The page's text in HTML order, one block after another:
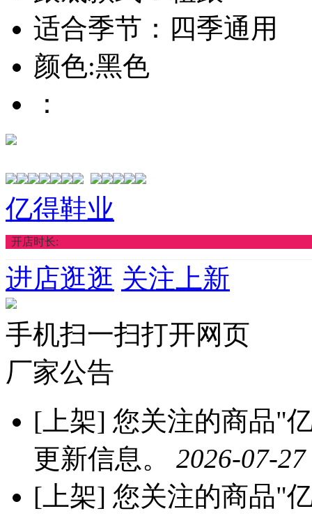
适合季节：四季通用
颜色:黑色
：
亿得鞋业
开店时长:
进店逛逛 关注上新
手机扫一扫打开网页
厂家公告
[上架] 您关注的商品"
更新信息。 2026-07-
[上架] 您关注的商品"